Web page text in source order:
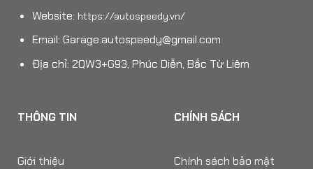
Website: https://autospeedy.vn/
Email: Garage.autospeedy@gmail.com
Địa chỉ: 2QW3+G93, Phúc Diễn, Bắc Từ Liêm
THÔNG TIN
Giới thiệu
CHÍNH SÁCH
Chính sách bảo mật